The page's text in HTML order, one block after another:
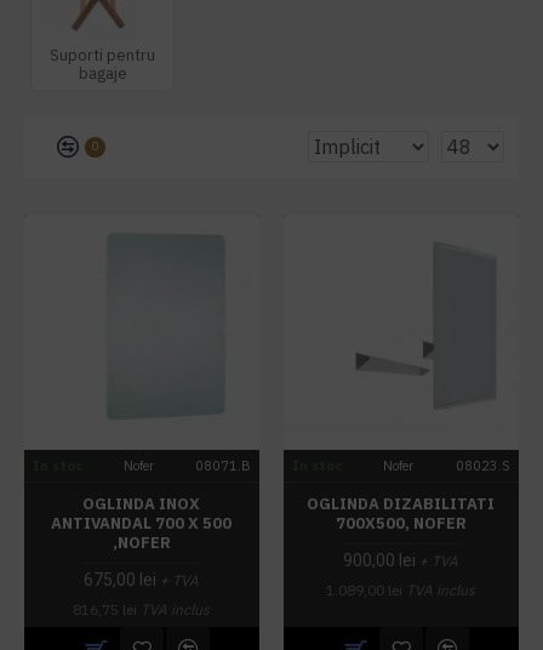
Suporti pentru
bagaje
0
Nofer 08071.B
OGLINDA INOX
ANTIVANDAL 700 X 500
,NOFER
675,00 lei + TVA
816,75 lei TVA inclus
Nofer 08023.S
OGLINDA DIZABILITATI
700X500, NOFER
900,00 lei + TVA
1.089,00 lei TVA inclus